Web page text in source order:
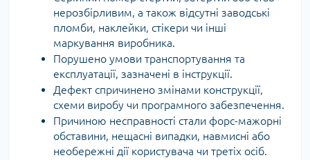
нерозбірливим, а також відсутні заводські
пломби, наклейки, стікери чи інші
маркування виробника.
Порушено умови транспортування та
експлуатації, зазначені в інструкції.
Дефект спричинено змінами конструкції,
схеми виробу чи програмного забезпечення.
Причиною несправності стали форс-мажорні
обставини, нещасні випадки, навмисні або
необережні дії користувача чи третіх осіб.